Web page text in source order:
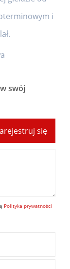
i
swój
się
Polityka prywatności